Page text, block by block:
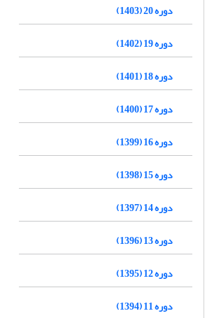
دوره 20 (1403)
دوره 19 (1402)
دوره 18 (1401)
دوره 17 (1400)
دوره 16 (1399)
دوره 15 (1398)
دوره 14 (1397)
دوره 13 (1396)
دوره 12 (1395)
دوره 11 (1394)